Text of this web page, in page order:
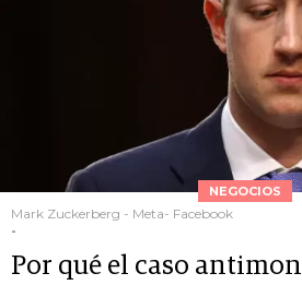
NEGOCIOS
Mark Zuckerberg - Meta- Facebook
-
Por qué el caso